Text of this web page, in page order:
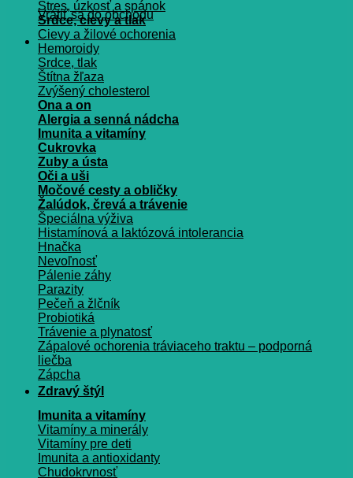
Vrátiť sa do obchodu
Stres, úzkosť a spánok
Srdce, cievy a tlak
Cievy a žilové ochorenia
Hemoroidy
Srdce, tlak
Štítna žľaza
Zvýšený cholesterol
Ona a on
Alergia a senná nádcha
Imunita a vitamíny
Cukrovka
Zuby a ústa
Oči a uši
Močové cesty a obličky
Žalúdok, črevá a trávenie
Špeciálna výživa
Histamínová a laktózová intolerancia
Hnačka
Nevoľnosť
Pálenie záhy
Parazity
Pečeň a žlčník
Probiotiká
Trávenie a plynatosť
Zápalové ochorenia tráviaceho traktu – podporná
liečba
Zápcha
Zdravý štýl
Imunita a vitamíny
Vitamíny a minerály
Vitamíny pre deti
Imunita a antioxidanty
Chudokrvnosť